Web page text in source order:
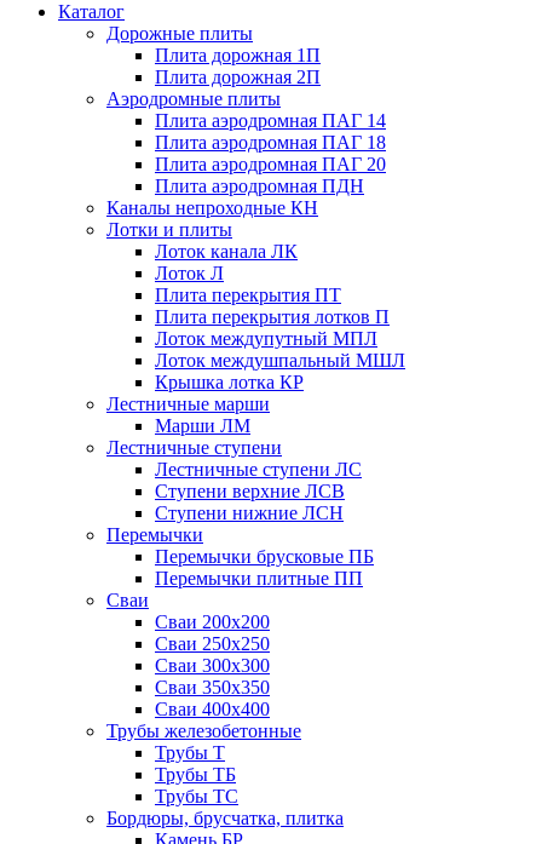
Каталог
Дорожные плиты
Плита дорожная 1П
Плита дорожная 2П
Аэродромные плиты
Плита аэродромная ПАГ 14
Плита аэродромная ПАГ 18
Плита аэродромная ПАГ 20
Плита аэродромная ПДН
Каналы непроходные КН
Лотки и плиты
Лоток канала ЛК
Лоток Л
Плита перекрытия ПТ
Плита перекрытия лотков П
Лоток междупутный МПЛ
Лоток междушпальный МШЛ
Крышка лотка КР
Лестничные марши
Марши ЛМ
Лестничные ступени
Лестничные ступени ЛС
Ступени верхние ЛСВ
Ступени нижние ЛСН
Перемычки
Перемычки брусковые ПБ
Перемычки плитные ПП
Сваи
Сваи 200х200
Сваи 250х250
Сваи 300х300
Сваи 350х350
Сваи 400х400
Трубы железобетонные
Трубы Т
Трубы ТБ
Трубы ТС
Бордюры, брусчатка, плитка
Камень БР